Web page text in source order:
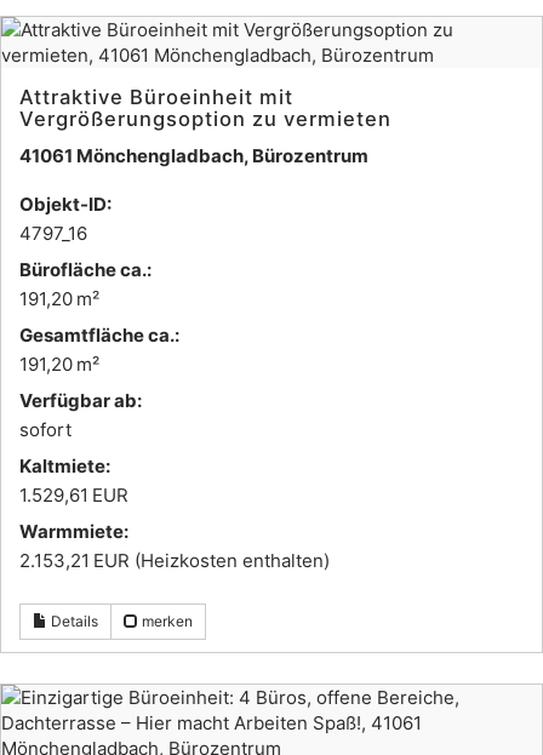
Attraktive Büroeinheit mit
Vergrößerungsoption zu vermieten
41061 Mönchengladbach, Bürozentrum
Objekt-ID:
4797_16
Bürofläche ca.:
191,20 m²
Gesamtfläche ca.:
191,20 m²
Verfügbar ab:
sofort
Kaltmiete:
1.529,61 EUR
Warmmiete:
2.153,21 EUR (Heizkosten enthalten)
Details merken